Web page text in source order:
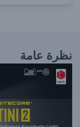
نظرة عامة